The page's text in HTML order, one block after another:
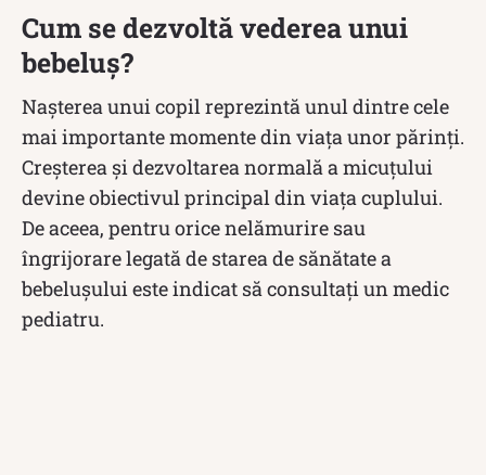
Cum se dezvoltă vederea unui
bebeluș?
Nașterea unui copil reprezintă unul dintre cele
mai importante momente din viața unor părinți.
Creșterea și dezvoltarea normală a micuțului
devine obiectivul principal din viața cuplului.
De aceea, pentru orice nelămurire sau
îngrijorare legată de starea de sănătate a
bebelușului este indicat să consultați un medic
pediatru.